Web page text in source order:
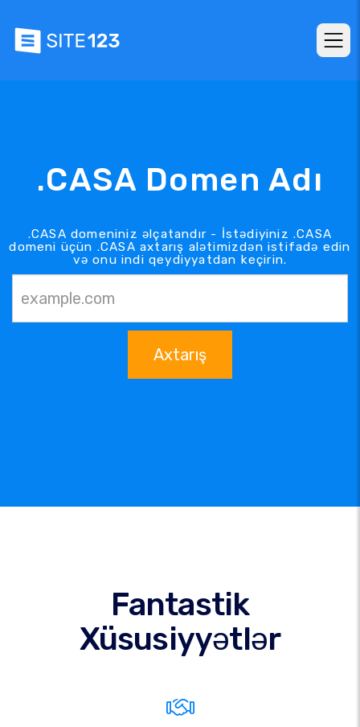
.CASA Domen Adı
.CASA domeniniz əlçatandır - İstədiyiniz .CASA
domeni üçün .CASA axtarış alətimizdən istifadə edin
və onu indi qeydiyyatdan keçirin.
Axtarış
Fantastik
Xüsusiyyətlər